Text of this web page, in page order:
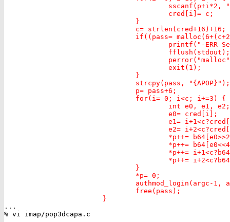
sscanf(p+i*2,
                                        cred[i]= c;
                                }
                                c= strlen(cred+16)+16;
if((pass=
printf("-ERR
                                        fflush(stdout);
                                        exit(1);
                                }
                                strcpy(pass, "{APOP}");
                                p= pass+6;
                                for(i= 0; i<c; i+=3) {
                                        int e0, e1, e2;
                                        e0= cred[i];
e1=
e2=
*p++=
*p++=
*p++=
*p++=
                                }
                                *p= 0;
authmod_login(argc-1,
                                free(pass);
                        }
...
% vi imap/pop3dcapa.c